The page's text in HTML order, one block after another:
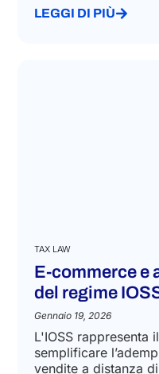
LEGGI DI PIÙ
TAX LAW
E-commerce e
del regime
Gennaio 19, 2026
L'IOSS rappresenta
semplificare
vendite a distanza